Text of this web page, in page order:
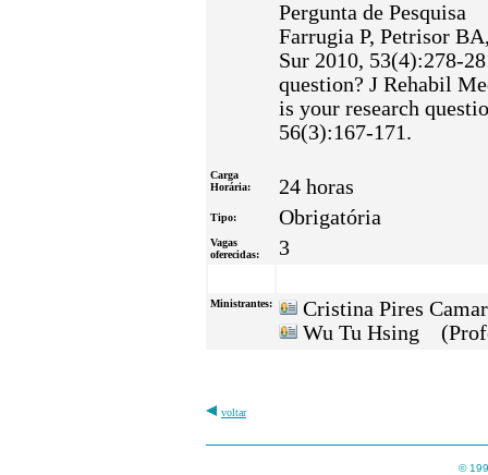
Pergunta de Pesquisa
Farrugia P, Petrisor
Sur 2010, 53(4):278-
question? J Rehabil
is your research
56(3):167-171.
Carga
Horária:
24 horas
Tipo: Obrigatória
Vagas
oferecidas:
3
Ministrantes:
Cristina Pires
Wu Tu Hsing
voltar
©